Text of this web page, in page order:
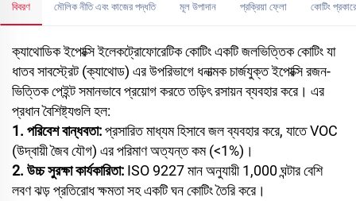
বিবরণ মৌলিক নীতি এবং কাজের পদ্ধতি মূল উপাদান প্রক্রিয়া ফ্লো কোটিং
ক্যাথোডিক ইপোক্সি ইলেকট্রোফোরেটিক কোটিং একটি জলভিত্তিক কোটিং যা
ধাতব সাবস্ট্রেট (ক্যাথোড) এর উপরিভাগে ধনাত্মক চার্জযুক্ত ইপোক্সি রজন-
ভিত্তিক পেইন্ট সমানভাবে প্রয়োগ করতে তড়িৎ রসায়ন ব্যবহার করে। এর
প্রধান বৈশিষ্ট্যগুলি হল:
1. পরিবেশ বান্ধবতা:প্রসারিত মাধ্যম হিসাবে জল ব্যবহার করে, যাতে VOC
(উদ্বায়ী জৈব যৌগ) এর পরিমাণ অত্যন্ত কম (<1%)।
2. উচ্চ সুরক্ষা কার্যকারিতা: ISO 9227 মান অনুযায়ী 1,000 ঘন্টার বেশি
লবণ ঝড় প্রতিরোধ ক্ষমতা সহ একটি ঘন কোটিং তৈরি করে।